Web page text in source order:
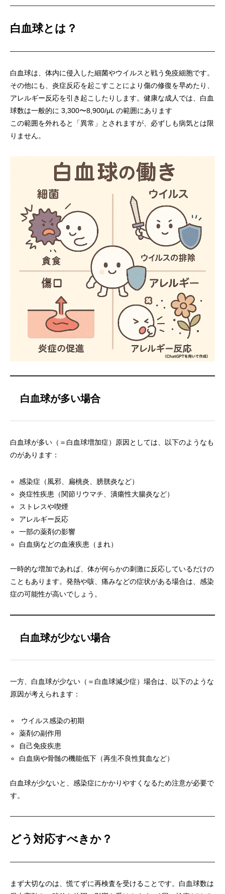
白血球とは？
白血球は、体内に侵入した細菌やウイルスと戦う免疫細胞です。
その他にも、炎症反応を起こすことにより傷の修復を早めたり、
アレルギー反応を引き起こしたりします。健康な成人では、白血
球数は一般的に 3,300〜8,900/μL の範囲にあります
この範囲を外れると「異常」とされますが、必ずしも病気とは限
りません。
白血球が多い場合
白血球が多い（＝白血球増加症）原因としては、以下のようなも
のがあります：
感染症（風邪、扁桃炎、膀胱炎など）
炎症性疾患（関節リウマチ、潰瘍性大腸炎など）
ストレスや喫煙
アレルギー反応
一部の薬剤の影響
白血病などの血液疾患（まれ）
一時的な増加であれば、体が何らかの刺激に反応しているだけの
こともあります。発熱や咳、痛みなどの症状がある場合は、感染
症の可能性が高いでしょう。
白血球が少ない場合
一方、白血球が少ない（＝白血球減少症）場合は、以下のような
原因が考えられます：
ウイルス感染の初期
薬剤の副作用
自己免疫疾患
白血病や骨髄の機能低下（再生不良性貧血など）
白血球が少ないと、感染症にかかりやすくなるため注意が必要で
す。
どう対応すべきか？
まず大切なのは、慌てずに再検査を受けることです。白血球数は